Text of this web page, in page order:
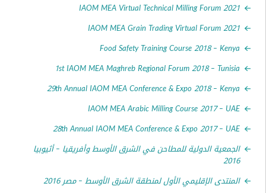
IAOM MEA Virtual Technical Milling Forum
IAOM MEA Grain Trading Virtual Forum
Food Safety Training Course 2018 –
1st IAOM MEA Maghreb Regional Forum 2018 –
29th Annual IAOM MEA Conference & Expo 2018 –
IAOM MEA Arabic Milling Course 2017 –
28th Annual IAOM MEA Conference & Expo 2017 –
الدولية للمطاحن في الشرق الأوسط وأفريقيا – أثيوبيا
الإقليمي الأول لمنطقة الشرق الأوسط – مصر 2016